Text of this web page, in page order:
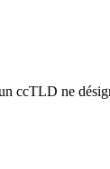
ccTLD ne